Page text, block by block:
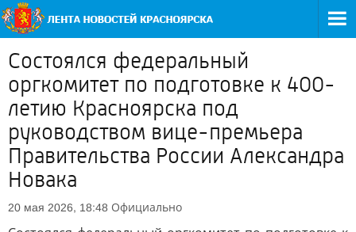
Состоялся федеральный
оргкомитет по подготовке к 400-
летию Красноярска под
руководством вице-премьера
Правительства России Александра
Новака
20 мая 2026, 18:48 Официально